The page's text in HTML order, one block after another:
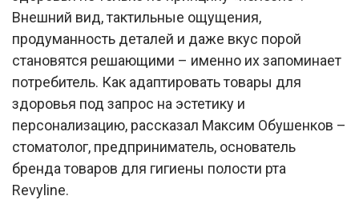
Внешний вид, тактильные ощущения,
продуманность деталей и даже вкус порой
становятся решающими – именно их запоминает
потребитель. Как адаптировать товары для
здоровья под запрос на эстетику и
персонализацию, рассказал Максим Обушенков –
стоматолог, предприниматель, основатель
бренда товаров для гигиены полости рта
Revyline.